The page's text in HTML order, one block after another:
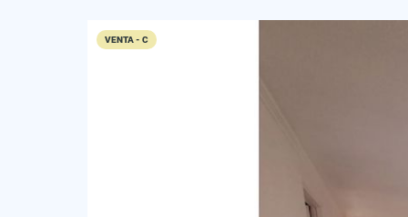
VENTA - C